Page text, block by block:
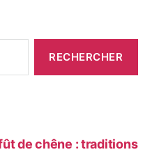
de chêne : traditions